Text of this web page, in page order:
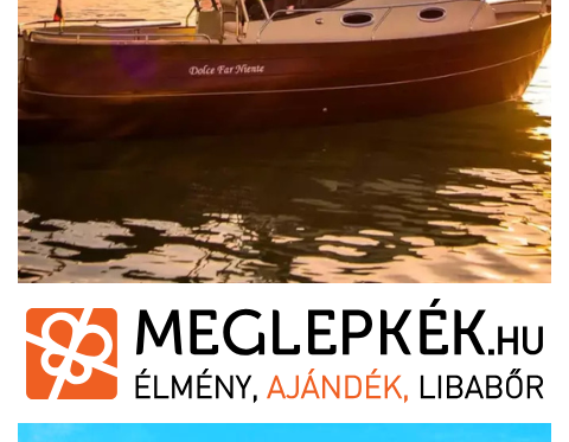
EGY ÉLETRE SZÓLÓ
Élményhajózás a Siófoki báziskikötőnkben lévő flottánk és